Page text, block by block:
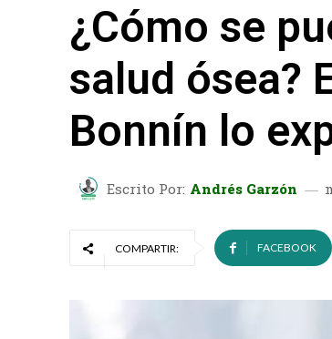
¿Cómo se
salud ósea?
Bonnín lo
Escrito Por: Andrés Garzón
COMPARTIR: FACEBOOK